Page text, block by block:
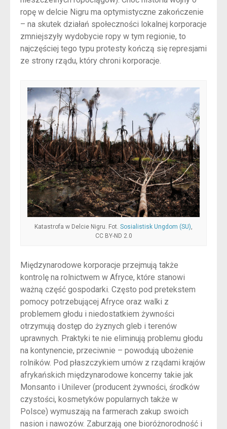
ropę w delcie Nigru ma optymistyczne zakończenie
– na skutek działań społeczności lokalnej korporacje
zmniejszyły wydobycie ropy w tym regionie, to
najczęściej tego typu protesty kończą się represjami
ze strony rządu, który chroni korporacje.
Katastrofa w Delcie Nigru. Fot. Sosialistisk Ungdom (SU),
CC BY-ND 2.0
Międzynarodowe korporacje przejmują także
kontrolę na rolnictwem w Afryce, które stanowi
ważną część gospodarki. Często pod pretekstem
pomocy potrzebującej Afryce oraz walki z
problemem głodu i niedostatkiem żywności
otrzymują dostęp do żyznych gleb i terenów
uprawnych. Praktyki te nie eliminują problemu głodu
na kontynencie, przeciwnie – powodują ubożenie
rolników. Pod płaszczykiem umów z rządami krajów
afrykańskich międzynarodowe koncerny takie jak
Monsanto i Unilever (producent żywności, środków
czystości, kosmetyków popularnych także w
Polsce) wymuszają na farmerach zakup swoich
nasion i nawozów. Zaburzają one bioróżnorodność i